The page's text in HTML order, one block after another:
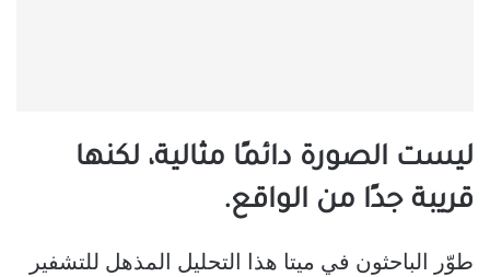
ليست الصورة دائمًا مثالية، لكنها
قريبة جدًا من الواقع.
طوّر الباحثون في ميتا هذا التحليل المذهل للتشفير